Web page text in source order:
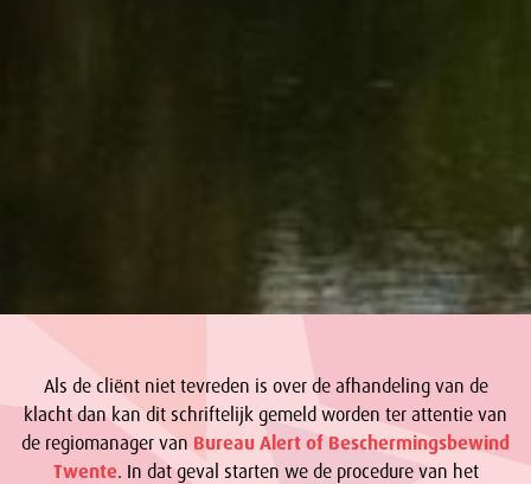
Als de cliënt niet tevreden is over de afhandeling van de
klacht dan kan dit schriftelijk gemeld worden ter attentie van
de regiomanager van Bureau Alert of Beschermingsbewind
Twente. In dat geval starten we de procedure van het